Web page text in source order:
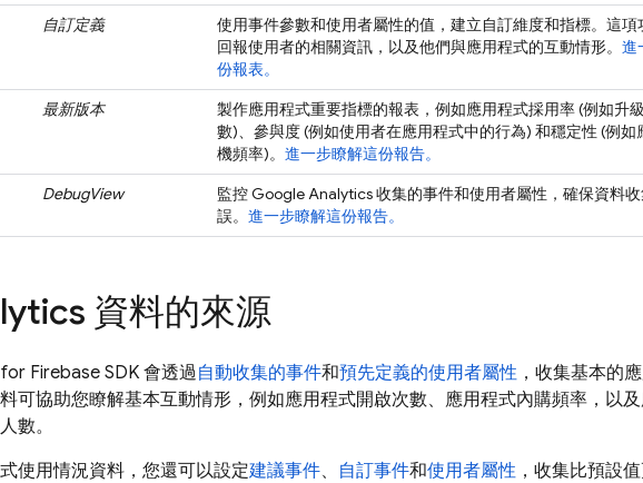
自訂定義
使用事件參數和使用者屬性的值，建立自訂維度和指標。這項
回報使用者的相關資訊，以及他們與應用程式的互動情形。 進
份報表。
最新版本
製作應用程式重要指標的報表，例如應用程式採用率 (例如升
數)、參與度 (例如使用者在應用程式中的行為) 和穩定性 (例如
機頻率)。 進一步瞭解這份報告。
DebugView
監控 Google Analytics 收集的事件和使用者屬性，確保資料
誤。 進一步瞭解這份報告。
資料的來源
Firebase SDK 會透過自動收集的事件和預先定義的使用者屬性 ，收集基本的
可協助您瞭解基本互動情形，例如應用程式開啟次數、應用程式內購頻率，以
數。
使用情況資料，您還可以設定建議事件、 自訂事件和使用者屬性 ，收集比預設